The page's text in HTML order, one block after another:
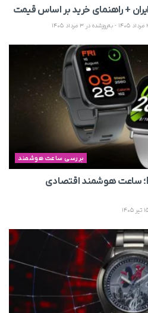
+ راهنمای خرید بر اساس قیمت
بررسی ساعت هوشمند
نقد و بررسی Redmi Watch 5؛ ساعت هوشمند اقتصادی